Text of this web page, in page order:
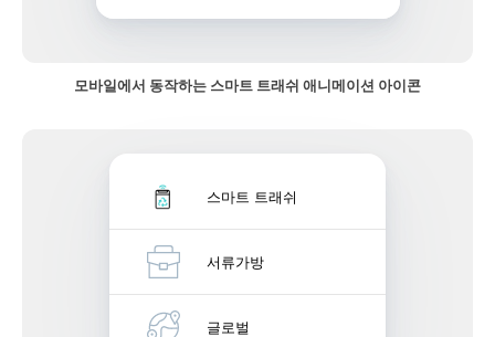
모바일에서 동작하는 스마트 트래쉬 애니메이션 아이콘
스마트 트래쉬
서류가방
글로벌